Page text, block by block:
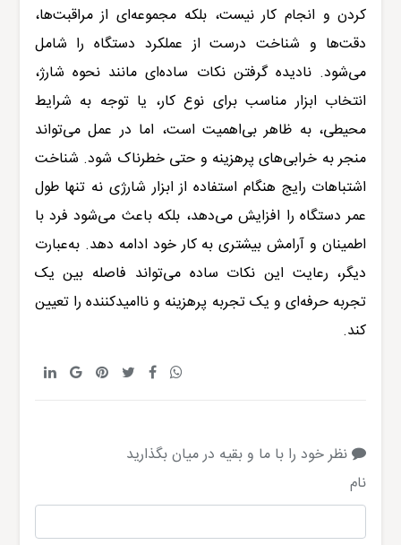
کردن و انجام کار نیست، بلکه مجموعه‌ای از مراقبت‌ها،
دقت‌ها و شناخت درست از عملکرد دستگاه را شامل
می‌شود. نادیده گرفتن نکات ساده‌ای مانند نحوه شارژ،
انتخاب ابزار مناسب برای نوع کار، یا توجه به شرایط
محیطی، به ظاهر بی‌اهمیت است، اما در عمل می‌تواند
منجر به خرابی‌های پرهزینه و حتی خطرناک شود. شناخت
اشتباهات رایج هنگام استفاده از ابزار شارژی نه تنها طول
عمر دستگاه را افزایش می‌دهد، بلکه باعث می‌شود فرد با
اطمینان و آرامش بیشتری به کار خود ادامه دهد. به‌عبارت
دیگر، رعایت این نکات ساده می‌تواند فاصله بین یک
تجربه حرفه‌ای و یک تجربه پرهزینه و ناامیدکننده را تعیین
کند.
نظر خود را با ما و بقیه در میان بگذارید
نام